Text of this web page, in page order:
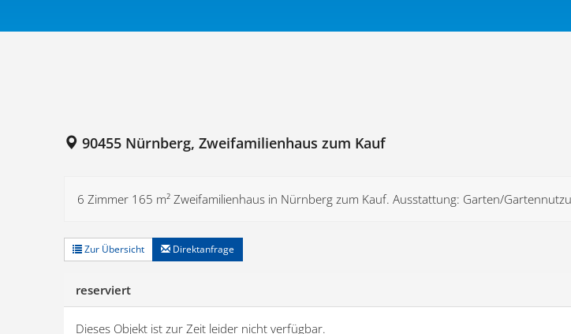
90455 Nürnberg, Zweifamilienhaus zum Kauf
6 Zimmer 165 m² Zweifamilienhaus in Nürnberg zum Kauf. Ausstattung: Garten/
Zur Übersicht Direktanfrage
reserviert
Dieses Objekt ist zur Zeit leider nicht verfügbar.